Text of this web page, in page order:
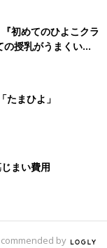
初めてのひよこクラ
の授乳がうまくい
のトラブル 解決テ
たまひよ」
まい費用
by